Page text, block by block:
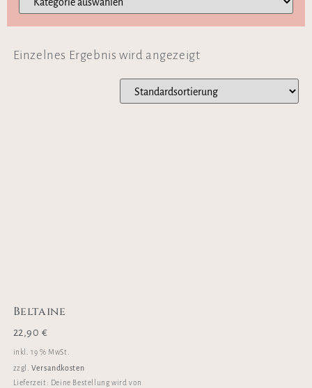
Einzelnes Ergebnis wird angezeigt
Beltaine
22,90€
inkl. 19 % MwSt.
zzgl.Versandkosten
Lieferzeit: Deine Bestellung wird von